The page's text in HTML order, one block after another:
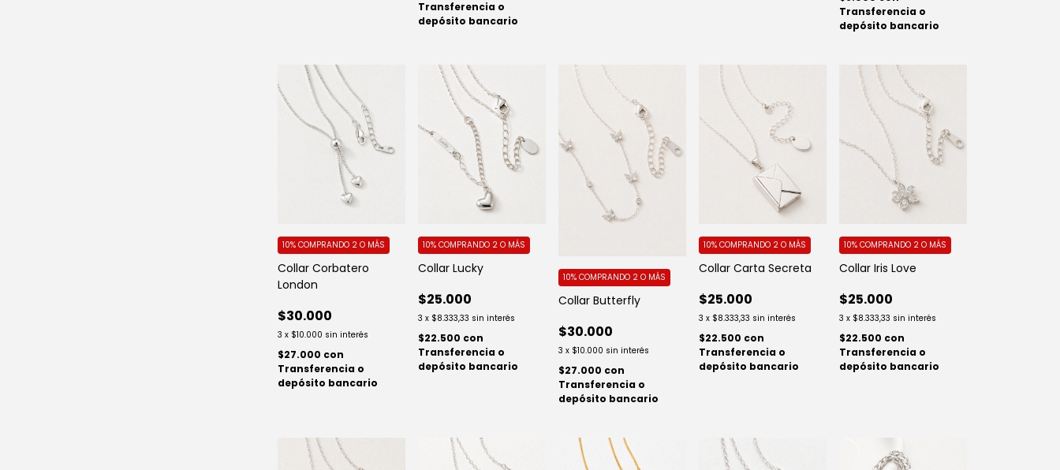
Transferencia o
depósito bancario
Transferencia o
depósito bancario
Collar Corbatero
London
$30.000
3 x $10.000 sin interés
10%COMPRANDO 2 O MÁS
$27.000 con
Transferencia o
depósito bancario
Collar Lucky
$25.000
3 x $8.333,33 sin interés
10%COMPRANDO 2 O MÁS
$22.500 con
Transferencia o
depósito bancario
Collar Butterfly
$30.000
3 x $10.000 sin interés
10%COMPRANDO 2 O MÁS
$27.000 con
Transferencia o
depósito bancario
Collar Carta Secreta
$25.000
3 x $8.333,33 sin interés
10%COMPRANDO 2 O MÁS
$22.500 con
Transferencia o
depósito bancario
Collar Iris Love
$25.000
3 x $8.333,33 sin interés
10%COMPRANDO 2 O MÁS
$22.500 con
Transferencia o
depósito bancario